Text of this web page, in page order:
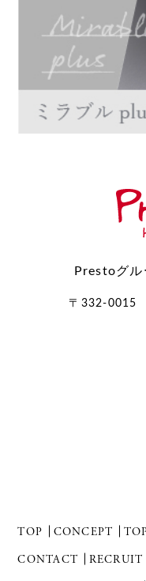
Prestoグ
〒332-0015
TOP CONCEPT
CONTACT
RECRUIT